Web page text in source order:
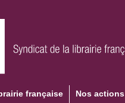
française Nos actions